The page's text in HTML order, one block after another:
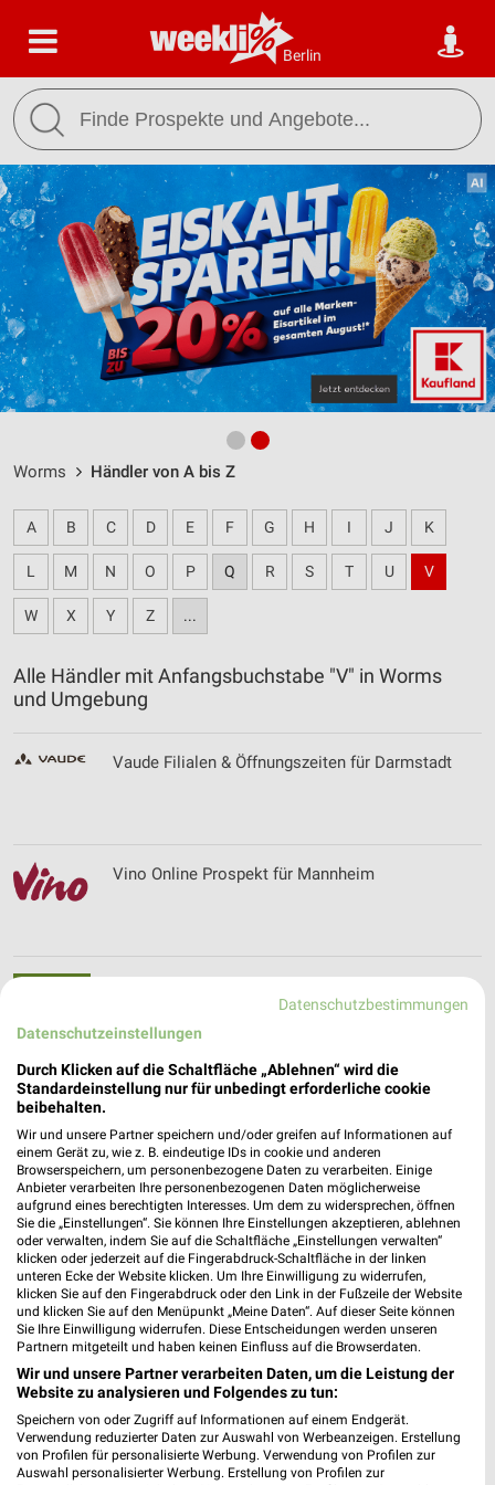
Berlin
Worms Händler von A bis Z
A B C D E F G H I J K
L M N O P Q R S T U V
W X Y Z ...
Alle Händler mit Anfangsbuchstabe "V" in Worms
und Umgebung
Vaude Filialen & Öffnungszeiten für Darmstadt
Vino Online Prospekt für Mannheim
Volksversand Versandapotheke Prospekte und
Vorwerk Angebote im aktuellen Prospekt für
Mannheim
Noch mehr Angebote in
Datenschutzbestimmungen
Datenschutzeinstellungen
Durch Klicken auf die Schaltfläche „Ablehnen“ wird die
Standardeinstellung nur für unbedingt erforderliche cookie
beibehalten.
Wir und unsere Partner speichern und/oder greifen auf Informationen auf
einem Gerät zu, wie z. B. eindeutige IDs in cookie und anderen
Browserspeichern, um personenbezogene Daten zu verarbeiten. Einige
Anbieter verarbeiten Ihre personenbezogenen Daten möglicherweise
aufgrund eines berechtigten Interesses. Um dem zu widersprechen, öffnen
Sie die „Einstellungen“. Sie können Ihre Einstellungen akzeptieren, ablehnen
oder verwalten, indem Sie auf die Schaltfläche „Einstellungen verwalten“
klicken oder jederzeit auf die Fingerabdruck-Schaltfläche in der linken
unteren Ecke der Website klicken. Um Ihre Einwilligung zu widerrufen,
klicken Sie auf den Fingerabdruck oder den Link in der Fußzeile der Website
und klicken Sie auf den Menüpunkt „Meine Daten“. Auf dieser Seite können
Sie Ihre Einwilligung widerrufen. Diese Entscheidungen werden unseren
Partnern mitgeteilt und haben keinen Einfluss auf die Browserdaten.
Wir und unsere Partner verarbeiten Daten, um die Leistung der
Website zu analysieren und Folgendes zu tun:
Speichern von oder Zugriff auf Informationen auf einem Endgerät.
Verwendung reduzierter Daten zur Auswahl von Werbeanzeigen. Erstellung
von Profilen für personalisierte Werbung. Verwendung von Profilen zur
Auswahl personalisierter Werbung. Erstellung von Profilen zur